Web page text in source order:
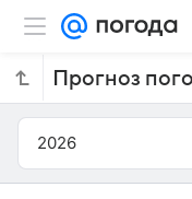
2026